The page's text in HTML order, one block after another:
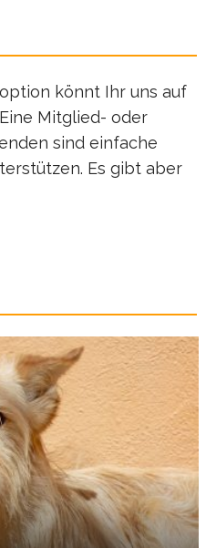
könnt Ihr uns auf
Mitglied- oder
sind einfache
Es gibt aber